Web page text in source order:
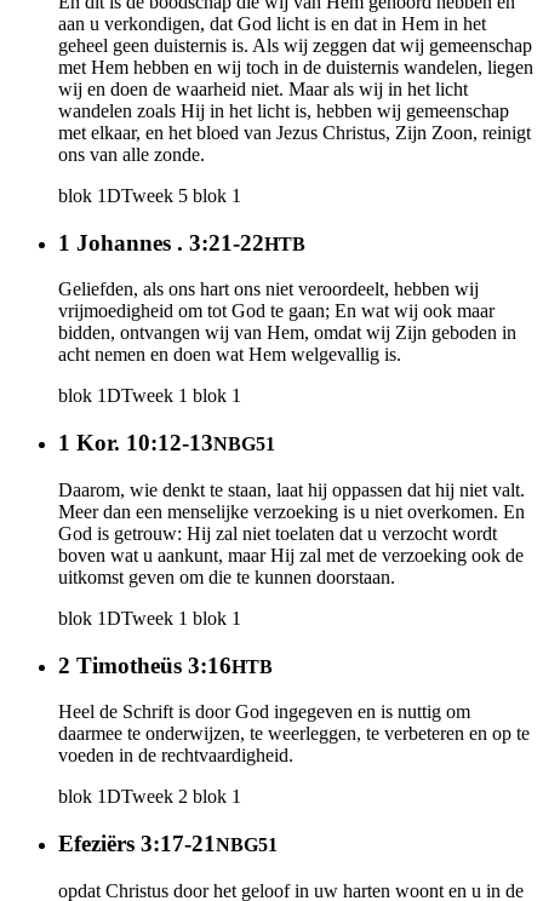
aan u verkondigen, dat God licht is en dat in Hem in het
geheel geen duisternis is. Als wij zeggen dat wij gemeenschap
met Hem hebben en wij toch in de duisternis wandelen, liegen
wij en doen de waarheid niet. Maar als wij in het licht
wandelen zoals Hij in het licht is, hebben wij gemeenschap
met elkaar, en het bloed van Jezus Christus, Zijn Zoon, reinigt
ons van alle zonde.
blok 1DTweek 5 blok 1
1 Johannes . 3:21-22HTB
Geliefden, als ons hart ons niet veroordeelt, hebben wij
vrijmoedigheid om tot God te gaan; En wat wij ook maar
bidden, ontvangen wij van Hem, omdat wij Zijn geboden in
acht nemen en doen wat Hem welgevallig is.
blok 1DTweek 1 blok 1
1 Kor. 10:12-13NBG51
Daarom, wie denkt te staan, laat hij oppassen dat hij niet valt.
Meer dan een menselijke verzoeking is u niet overkomen. En
God is getrouw: Hij zal niet toelaten dat u verzocht wordt
boven wat u aankunt, maar Hij zal met de verzoeking ook de
uitkomst geven om die te kunnen doorstaan.
blok 1DTweek 1 blok 1
2 Timotheüs 3:16HTB
Heel de Schrift is door God ingegeven en is nuttig om
daarmee te onderwijzen, te weerleggen, te verbeteren en op te
voeden in de rechtvaardigheid.
blok 1DTweek 2 blok 1
Efeziërs 3:17-21NBG51
opdat Christus door het geloof in uw harten woont en u in de